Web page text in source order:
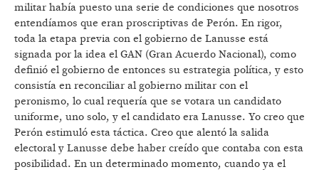
militar había puesto una serie de condiciones que nosotros
entendíamos que eran proscriptivas de Perón. En rigor,
toda la etapa previa con el gobierno de Lanusse está
signada por la idea el GAN (Gran Acuerdo Nacional), como
definió el gobierno de entonces su estrategia política, y esto
consistía en reconciliar al gobierno militar con el
peronismo, lo cual requería que se votara un candidato
uniforme, uno solo, y el candidato era Lanusse. Yo creo que
Perón estimuló esta táctica. Creo que alentó la salida
electoral y Lanusse debe haber creído que contaba con esta
posibilidad. En un determinado momento, cuando ya el